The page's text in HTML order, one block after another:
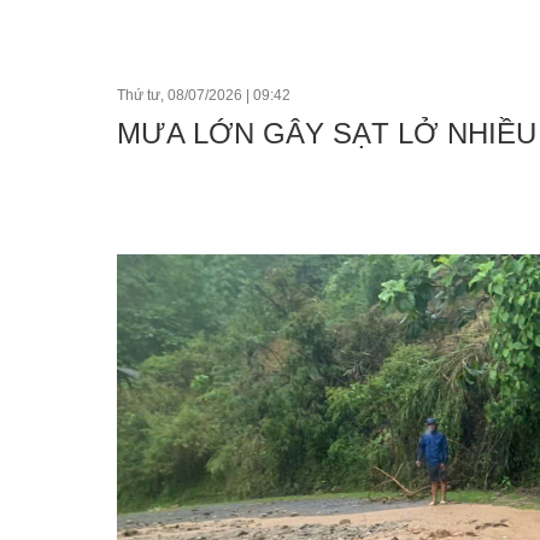
Ủy ban kiểm tra
Thứ tư, 08/07/2026 | 09:42
MƯA LỚN GÂY SẠT LỞ